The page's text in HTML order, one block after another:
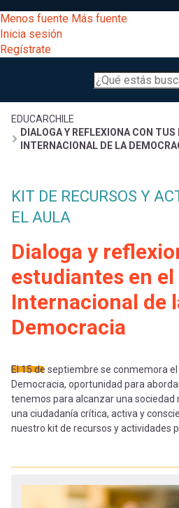
al
contenido
principal
[Educarchile
Escritorio]
Menú
entrar
a
mi
cuenta
Menos fuente Más fuente
Inicia sesión
Regístrate
Buscar
Menú
principal
Desarrollo
Expand
Gestión
curricular
Expand
Exploración
Expand
Mobile]
Menú
sesión
Regístrate
de
ayuda
a
la
EDUCARCHILE
DIALOGA Y REFLEXIONA CON
INTERNACIONAL DE LA
KIT DE RECURSOS Y
EL AULA
Dialoga y
estudiantes en el
Internacional de
Democracia
El 15 de septiembre se conmemora
Democracia, oportunidad para
tenemos para alcanzar una sociedad
una ciudadanía crítica, activa y
nuestro kit de recursos y actividades